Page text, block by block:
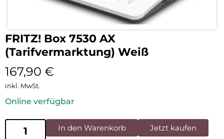
FRITZ! Box 7530 AX
(Tarifvermarktung) Weiß
167,90 €
inkl. MwSt.
Online verfügbar
In den Warenkorb Jetzt kaufen